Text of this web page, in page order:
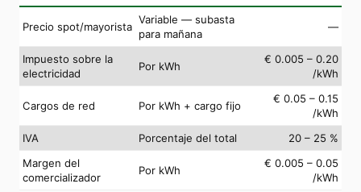
Precio spot/mayorista
Variable — subasta
para mañana
—
Impuesto sobre la
electricidad
Por kWh
€ 0.005 – 0.20
/kWh
Cargos de red Por kWh + cargo fijo
€ 0.05 – 0.15
/kWh
IVA
Porcentaje del total
20 – 25 %
Margen del
comercializador
Por kWh
€ 0.005 – 0.05
/kWh